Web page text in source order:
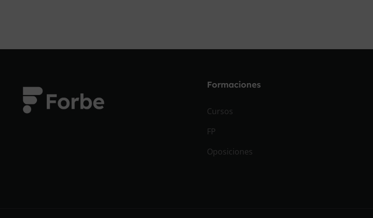
Formaciones
Cursos
FP
Oposiciones